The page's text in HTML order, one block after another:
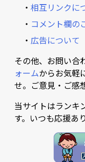
・ 相互リンクに
・ コメント欄の
・ 広告について
その他、お問い合
ォームからお気軽
せ。ご意見・ご感
当サイトはランキ
す。いつも応援あ